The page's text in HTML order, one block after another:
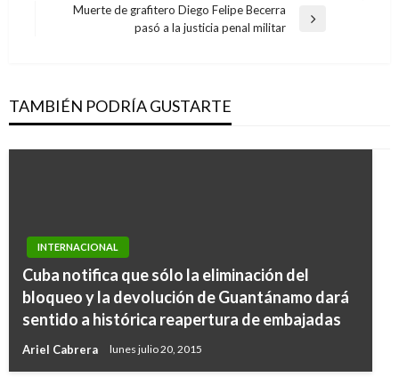
anteriorMuerte de grafitero Diego Felipe Becerra
pasó a la justicia penal militar
TAMBIÉN PODRÍA GUSTARTE
INTERNACIONAL
Cuba notifica que sólo la eliminación del
bloqueo y la devolución de Guantánamo dará
sentido a histórica reapertura de embajadas
Ariel Cabrera lunes julio 20, 2015
Guaidó: Si el régimen se atreve a
secuestrarme, la orden es seguir en las calles
NOTICIA EXTRAORDINARIA
Duque rechaza «reclamo unilateral» de comité
de paro; condena a los pirómanos que intentan
incendiar al país